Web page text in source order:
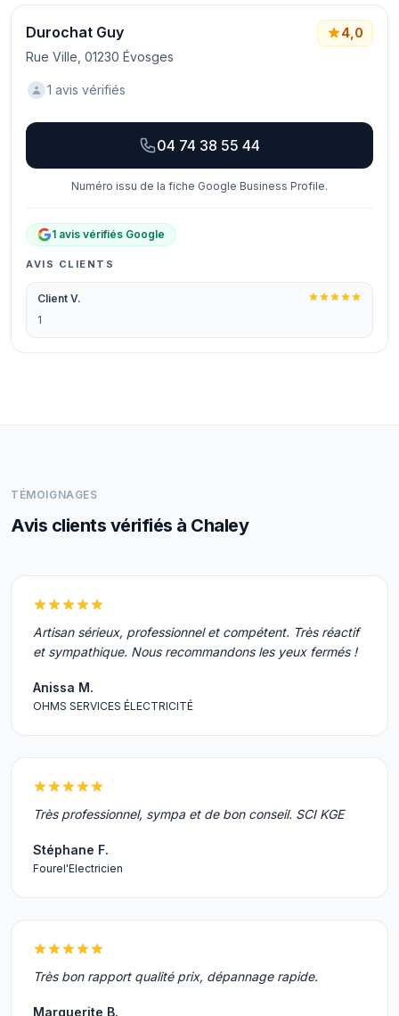
Durochat Guy
Rue Ville, 01230 Évosges
4,0
1 avis vérifiés
04 74 38 55 44
Numéro issu de la fiche Google Business Profile.
1 avis vérifiés Google
AVIS CLIENTS
Client V.
1
TÉMOIGNAGES
Avis clients vérifiés à Chaley
Artisan sérieux, professionnel et compétent. Très réactif
et sympathique. Nous recommandons les yeux fermés !
Anissa M.
OHMS SERVICES ÉLECTRICITÉ
Très professionnel, sympa et de bon conseil. SCI KGE
Stéphane F.
Fourel'Electricien
Très bon rapport qualité prix, dépannage rapide.
Marguerite B.